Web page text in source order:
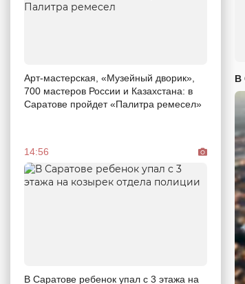
Арт-мастерская, «Музейный дворик»,
700 мастеров России и Казахстана: в
Саратове пройдет «Палитра ремесел»
14:56
В Саратове ребенок упал с 3 этажа на
В